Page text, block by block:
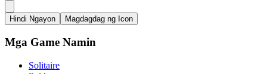
Hindi Ngayon Magdagdag ng Icon
Mga Game Namin
Solitaire